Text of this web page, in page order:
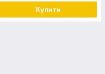
Купити